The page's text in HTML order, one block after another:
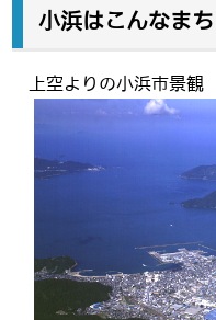
小浜はこんなまち
上空よりの小浜市景観